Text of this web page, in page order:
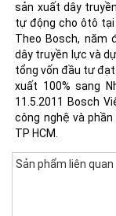
sản xuất dây
tự động cho ôtô tại
Theo Bosch, năm
dây truyền lực và
tổng vốn đầu tư
xuất 100% sang
11.5.2011 Bosch
công nghệ và
TP HCM.
Sản phẩm liên quan